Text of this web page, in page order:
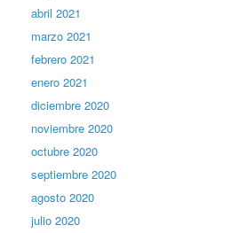
abril 2021
marzo 2021
febrero 2021
enero 2021
diciembre 2020
noviembre 2020
octubre 2020
septiembre 2020
agosto 2020
julio 2020